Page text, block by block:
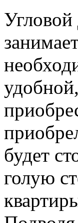
Угловой
будет
голую